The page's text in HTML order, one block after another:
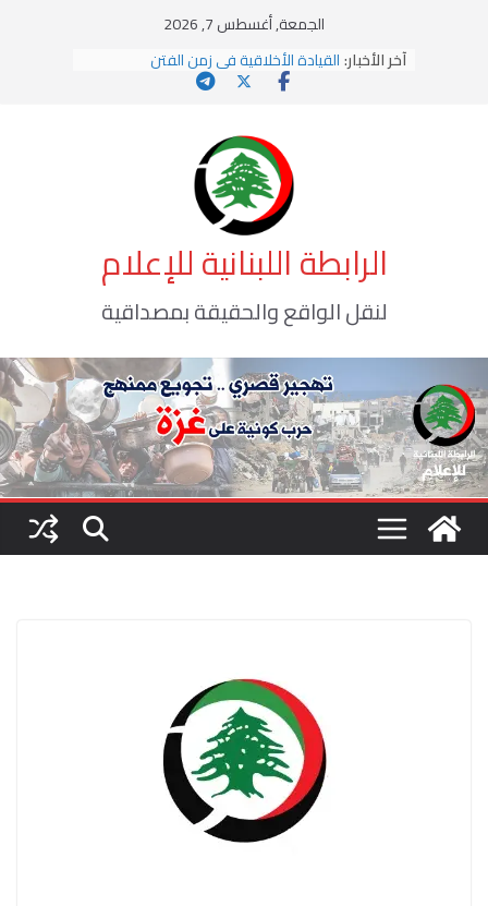
الجمعة, أغسطس 7, 2026
آخر الأخبار:القيادة الأخلاقية في زمن الفتن
الاستلاب الثقافي وتحديات الهوية الإسلامية
يومَ يَفيضُ العَرَقُ
الرابطة اللبنانية للإعلام
لنقل الواقع والحقيقة بمصداقية